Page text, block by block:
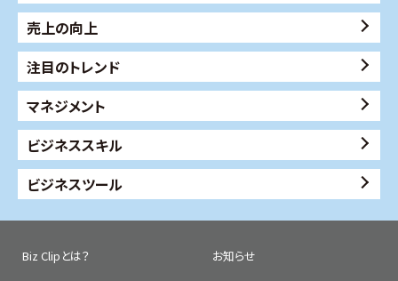
売上の向上
注目のトレンド
マネジメント
ビジネススキル
ビジネスツール
Biz Clipとは？ お知らせ